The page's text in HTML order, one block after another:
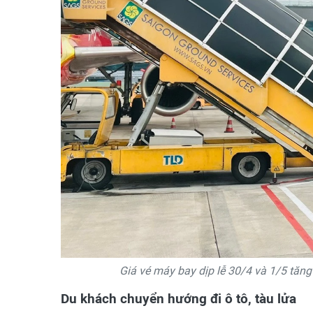
Giá vé máy bay dịp lễ 30/4 và 1/5
Du khách chuyển hướng đi ô tô, tàu lửa